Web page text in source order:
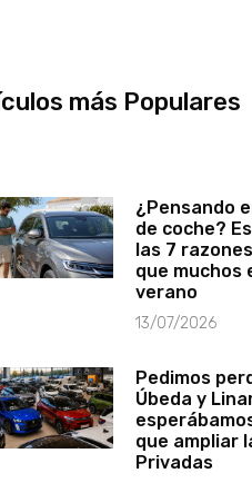
más Populares
¿Pensando
de coche?
las 7
que muchos
verano
13/07/2026
Pedimos
Úbeda y
que ampliar
Privadas